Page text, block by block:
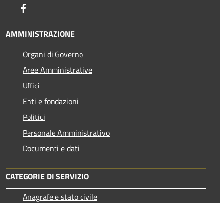
AMMINISTRAZIONE
Organi di Governo
Aree Amministrative
Uffici
Enti e fondazioni
Politici
Personale Amministrativo
Documenti e dati
CATEGORIE DI SERVIZIO
Anagrafe e stato civile